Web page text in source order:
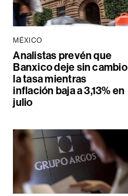
MÉXICO
Analistas prevén que
Banxico deje sin cambio
la tasa mientras
inflación baja a 3,13% en
julio